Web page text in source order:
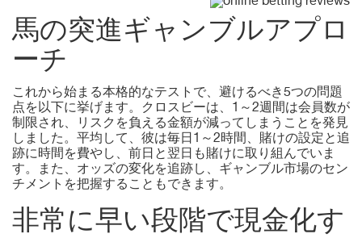
馬の突進ギャンブルアプロ
ーチ
これから始まる本格的なテストで、避けるべき5つの問題
点を以下に挙げます。クロスビーは、1～2週間は会員数が
制限され、リスクを負える金額が減ってしまうことを発見
しました。平均して、彼は毎日1～2時間、賭けの設定と追
跡に時間を費やし、前日と翌日も賭けに取り組んでいま
す。また、オッズの変化を追跡し、ギャンブル市場のセン
チメントを把握することもできます。
非常に早い段階で現金化す